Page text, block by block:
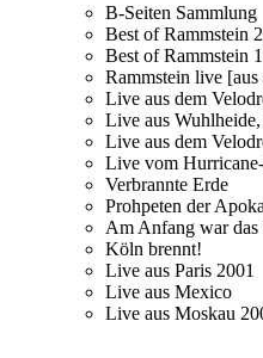
B-Seiten Sammlung
Best of Rammstein
Best of Rammstein
Rammstein live
Live aus dem
Live aus
Live aus dem
Live vom
Verbrannte Erde
Prohpeten der
Am Anfang war das
Köln brennt!
Live aus Paris 2001
Live aus Mexico
Live aus Moskau